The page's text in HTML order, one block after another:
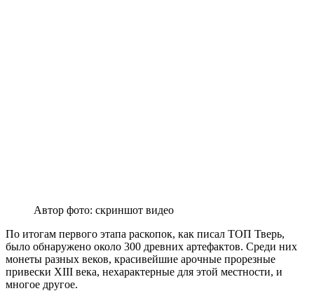
Автор фото: скриншот видео
По итогам первого этапа раскопок, как писал ТОП Тверь,
было обнаружено около 300 древних артефактов. Среди них
монеты разных веков, красивейшие арочные прорезные
привески XIII века, нехарактерные для этой местности, и
многое другое.